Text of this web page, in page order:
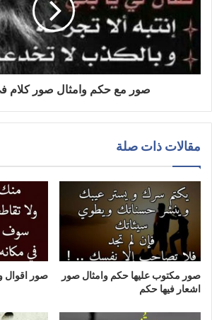
صور مع حكم وامثال صور كلام
مقالات ذات صلة
صور مكتوب عليها حكم وامثال صور
اشعار فيها حكم
صور اقوال